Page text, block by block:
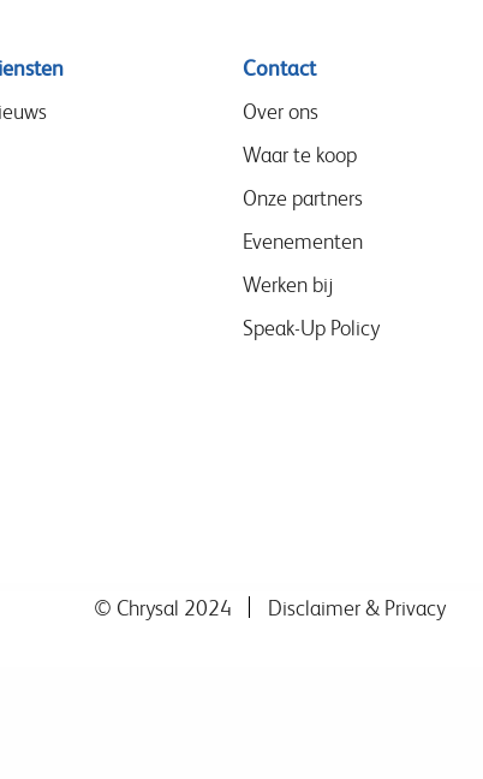
Contact
Over ons
Waar te koop
Onze partners
Evenementen
Werken bij
Speak-Up Policy
© Chrysal 2024 Disclaimer & Privacy